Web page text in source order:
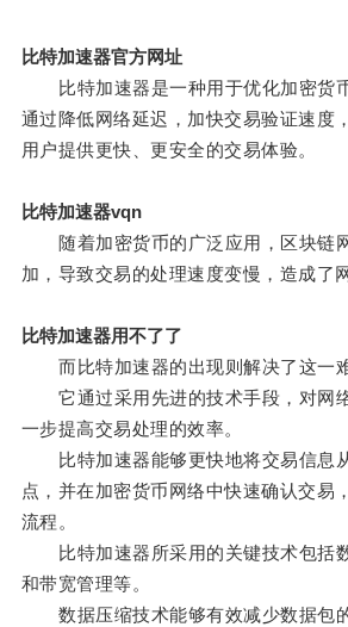
比特加速器官方网址
比特加速器是一种用于优化加密货币
通过降低网络延迟，加快交易验证速度
用户提供更快、更安全的交易体验。
比特加速器vqn
随着加密货币的广泛应用，区块链
加，导致交易的处理速度变慢，造成了
比特加速器用不了了
而比特加速器的出现则解决了这一难
它通过采用先进的技术手段，对网
一步提高交易处理的效率。
比特加速器能够更快地将交易信息
点，并在加密货币网络中快速确认交易
流程。
比特加速器所采用的关键技术包括
和带宽管理等。
数据压缩技术能够有效减少数据包